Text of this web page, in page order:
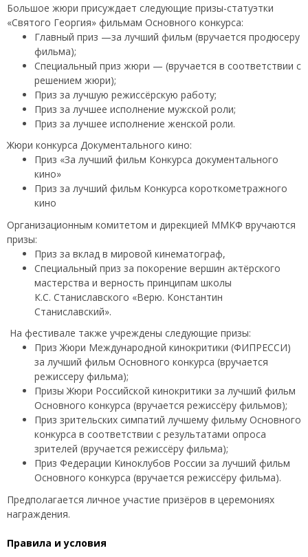
Большое жюри присуждает следующие призы-статуэтки
«Святого Георгия» фильмам Основного конкурса:
Главный приз —за лучший фильм (вручается продюсеру
фильма);
Специальный приз жюри — (вручается в соответствии с
решением жюри);
Приз за лучшую режиссёрскую работу;
Приз за лучшее исполнение мужской роли;
Приз за лучшее исполнение женской роли.
Жюри конкурса Документального кино:
Приз «За лучший фильм Конкурса документального
кино»
Приз за лучший фильм Конкурса короткометражного
кино
Организационным комитетом и дирекцией ММКФ вручаются
призы:
Приз за вклад в мировой кинематограф,
Специальный приз за покорение вершин актёрского
мастерства и верность принципам школы
К.С. Станиславского «Верю. Константин
Станиславский».
На фестивале также учреждены следующие призы:
Приз Жюри Международной кинокритики (ФИПРЕССИ)
за лучший фильм Основного конкурса (вручается
режиссеру фильма);
Призы Жюри Российской кинокритики за лучший фильм
Основного конкурса (вручается режиссёру фильмов);
Приз зрительских симпатий лучшему фильму Основного
конкурса в соответствии с результатами опроса
зрителей (вручается режиссёру фильма);
Приз Федерации Киноклубов России за лучший фильм
Основного конкурса (вручается режиссёру фильма).
Предполагается личное участие призёров в церемониях
награждения.
Правила и условия